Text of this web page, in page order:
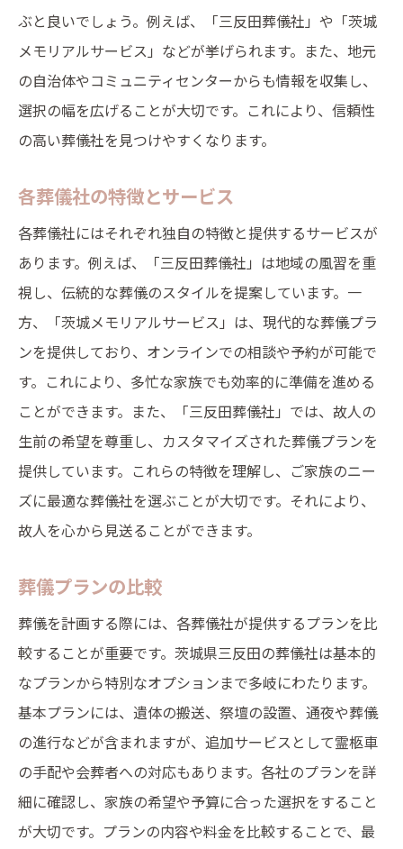
ぶと良いでしょう。例えば、「三反田葬儀社」や「茨城
メモリアルサービス」などが挙げられます。また、地元
の自治体やコミュニティセンターからも情報を収集し、
選択の幅を広げることが大切です。これにより、信頼性
の高い葬儀社を見つけやすくなります。
各葬儀社の特徴とサービス
各葬儀社にはそれぞれ独自の特徴と提供するサービスが
あります。例えば、「三反田葬儀社」は地域の風習を重
視し、伝統的な葬儀のスタイルを提案しています。一
方、「茨城メモリアルサービス」は、現代的な葬儀プラ
ンを提供しており、オンラインでの相談や予約が可能で
す。これにより、多忙な家族でも効率的に準備を進める
ことができます。また、「三反田葬儀社」では、故人の
生前の希望を尊重し、カスタマイズされた葬儀プランを
提供しています。これらの特徴を理解し、ご家族のニー
ズに最適な葬儀社を選ぶことが大切です。それにより、
故人を心から見送ることができます。
葬儀プランの比較
葬儀を計画する際には、各葬儀社が提供するプランを比
較することが重要です。茨城県三反田の葬儀社は基本的
なプランから特別なオプションまで多岐にわたります。
基本プランには、遺体の搬送、祭壇の設置、通夜や葬儀
の進行などが含まれますが、追加サービスとして霊柩車
の手配や会葬者への対応もあります。各社のプランを詳
細に確認し、家族の希望や予算に合った選択をすること
が大切です。プランの内容や料金を比較することで、最